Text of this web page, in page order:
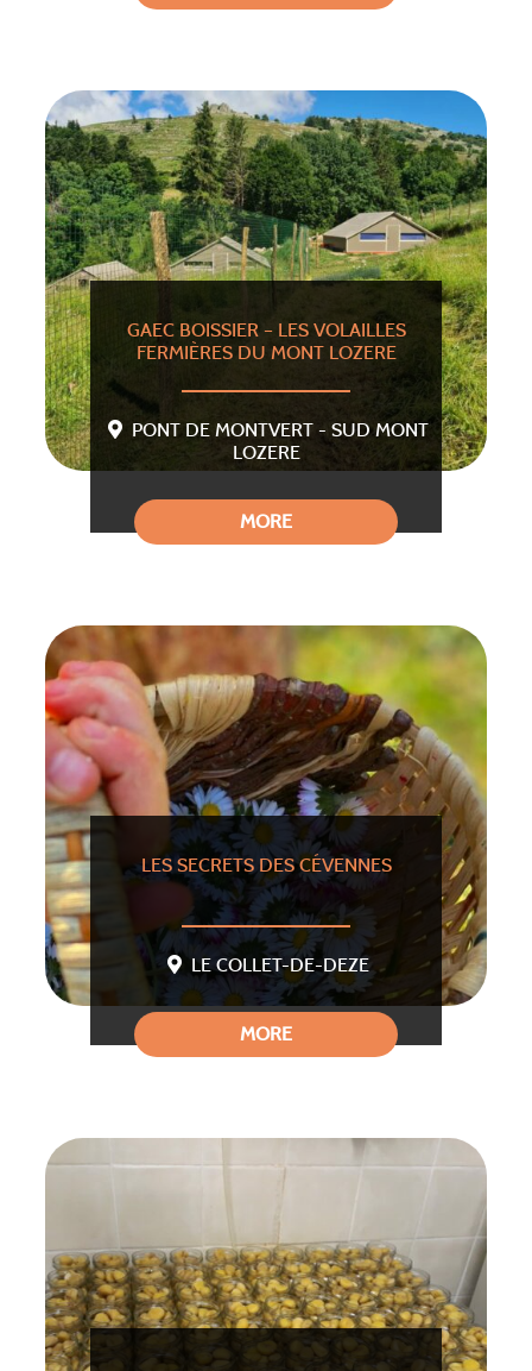
GAEC BOISSIER – LES VOLAILLES
FERMIÈRES DU MONT LOZERE
PONT DE MONTVERT - SUD MONT
LOZERE
MORE
LES SECRETS DES CÉVENNES
LE COLLET-DE-DEZE
MORE